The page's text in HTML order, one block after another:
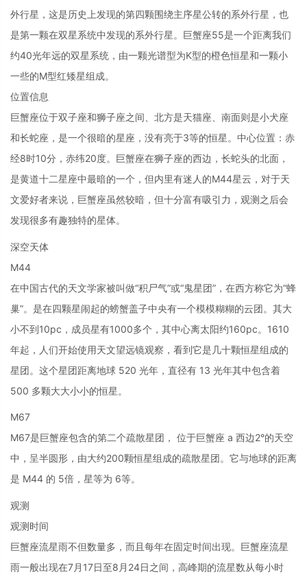
外行星，这是历史上发现的第四颗围绕主序星公转的系外行星，也
是第一颗在双星系统中发现的系外行星。巨蟹座55是一个距离我们
约40光年远的双星系统，由一颗光谱型为K型的橙色恒星和一颗小
一些的M型红矮星组成。
位置信息
巨蟹座位于双子座和狮子座之间、北方是天猫座、南面则是小犬座
和长蛇座，是一个很暗的星座，没有亮于3等的恒星。中心位置：赤
经8时10分，赤纬20度。巨蟹座在狮子座的西边，长蛇头的北面，
是黄道十二星座中最暗的一个，但内里有迷人的M44星云，对于天
文爱好者来说，巨蟹座虽然较暗，但十分富有吸引力，观测之后会
发现很多有趣独特的星体。
深空天体
M44
在中国古代的天文学家被叫做“积尸气”或“鬼星团”，在西方称它为“蜂
巢”。是在四颗星闹起的螃蟹盖子中央有一个模模糊糊的云团。其大
小不到10pc，成员星有1000多个，其中心离太阳约160pc。1610
年起，人们开始使用天文望远镜观察，看到它是几十颗恒星组成的
星团。这个星团距离地球 520 光年，直径有 13 光年其中包含着
500 多颗大大小小的恒星。
M67
M67是巨蟹座包含的第二个疏散星团， 位于巨蟹座 a 西边2°的天空
中，呈半圆形，由大约200颗恒星组成的疏散星团。它与地球的距离
是 M44 的 5倍，星等为 6等。
观测
观测时间
巨蟹座流星雨不但数量多，而且每年在固定时间出现。巨蟹座流星
雨一般出现在7月17日至8月24日之间，高峰期的流星数从每小时